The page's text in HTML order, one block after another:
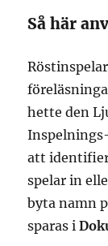
Så här
hette den
att
spelar in
byta namn
sparas i